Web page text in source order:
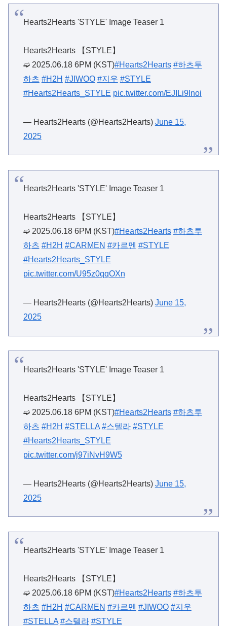
Hearts2Hearts 'STYLE' Image Teaser 1
Hearts2Hearts 【STYLE】
➫ 2025.06.18 6PM (KST)#Hearts2Hearts #하츠투
하츠 #H2H #JIWOO #지우 #STYLE
#Hearts2Hearts_STYLE pic.twitter.com/EJILi9Inoi
— Hearts2Hearts (@Hearts2Hearts) June 15,
2025
Hearts2Hearts 'STYLE' Image Teaser 1
Hearts2Hearts 【STYLE】
➫ 2025.06.18 6PM (KST)#Hearts2Hearts #하츠투
하츠 #H2H #CARMEN #카르멘 #STYLE
#Hearts2Hearts_STYLE
pic.twitter.com/U95z0qqOXn
— Hearts2Hearts (@Hearts2Hearts) June 15,
2025
Hearts2Hearts 'STYLE' Image Teaser 1
Hearts2Hearts 【STYLE】
➫ 2025.06.18 6PM (KST)#Hearts2Hearts #하츠투
하츠 #H2H #STELLA #스텔라 #STYLE
#Hearts2Hearts_STYLE
pic.twitter.com/j97iNvH9W5
— Hearts2Hearts (@Hearts2Hearts) June 15,
2025
Hearts2Hearts 'STYLE' Image Teaser 1
Hearts2Hearts 【STYLE】
➫ 2025.06.18 6PM (KST)#Hearts2Hearts #하츠투
하츠 #H2H #CARMEN #카르멘 #JIWOO #지우
#STELLA #스텔라 #STYLE